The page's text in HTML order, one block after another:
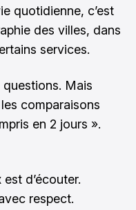
quotidienne, c’est
des villes, dans
services.
Mais
comparaisons
en 2 jours ».
d’écouter.
respect.